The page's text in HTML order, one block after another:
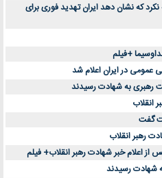
که نشان دهد ایران تهدید فوری برای
+فیلم
رهبری به شهادت رسیدند
انقلاب
گفت
رهبر انقلاب
اعلام خبر شهادت رهبر انقلاب+ فیلم
شهادت رسیدند